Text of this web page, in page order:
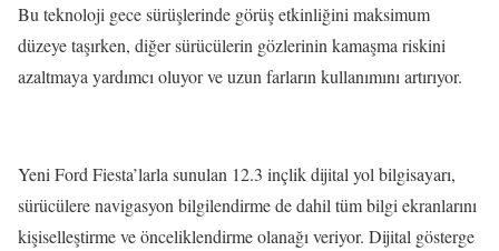
Bu teknoloji gece sürüşlerinde görüş etkinliğini maksimum
düzeye taşırken, diğer sürücülerin gözlerinin kamaşma riskini
azaltmaya yardımcı oluyor ve uzun farların kullanımını artırıyor.
Yeni Ford Fiesta’larla sunulan 12.3 inçlik dijital yol bilgisayarı,
sürücülere navigasyon bilgilendirme de dahil tüm bilgi ekranlarını
kişiselleştirme ve önceliklendirme olanağı veriyor. Dijital gösterge